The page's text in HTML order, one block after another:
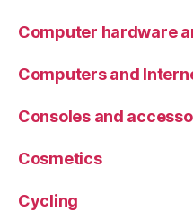
Computer hardware
Computers and
Consoles and
Cosmetics
Cycling